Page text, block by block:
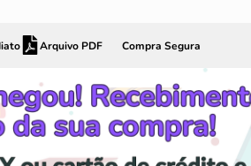
Arquivo PDF Compra Segura